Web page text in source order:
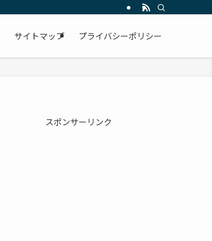
サイトマップ プライバシーポリシー
スポンサーリンク